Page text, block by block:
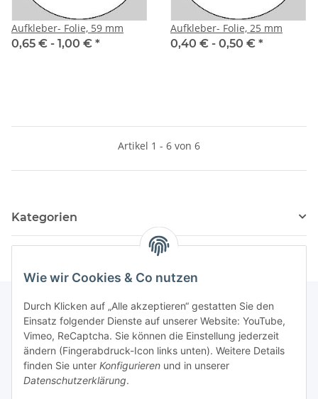
Wie wir Cookies & Co nutzen
Durch Klicken auf „Alle akzeptieren“ gestatten Sie den
Einsatz folgender Dienste auf unserer Website: YouTube,
Vimeo, ReCaptcha. Sie können die Einstellung jederzeit
ändern (Fingerabdruck-Icon links unten). Weitere Details
finden Sie unter Konfigurieren und in unserer
Datenschutzerklärung.
Aufkleber- Folie, 59 mm
0,65 € - 1,00 € *
Aufkleber- Folie, 25 mm
0,40 € - 0,50 € *
Artikel 1 - 6 von 6
Kategorien
Informationen
Gesetzliche Informationen